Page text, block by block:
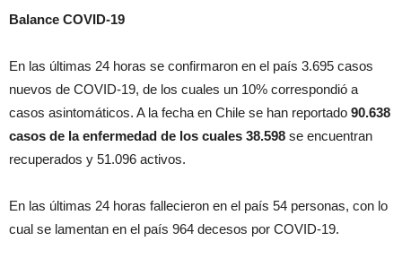
Balance COVID-19
En las últimas 24 horas se confirmaron en el país 3.695 casos
nuevos de COVID-19, de los cuales un 10% correspondió a
casos asintomáticos. A la fecha en Chile se han reportado 90.638
casos de la enfermedad de los cuales 38.598 se encuentran
recuperados y 51.096 activos.
En las últimas 24 horas fallecieron en el país 54 personas, con lo
cual se lamentan en el país 964 decesos por COVID-19.